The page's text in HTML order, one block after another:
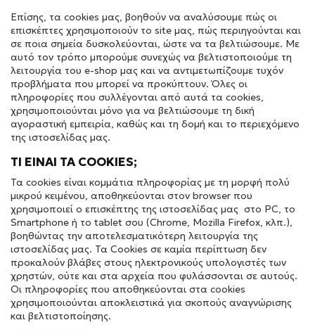
Επίσης, τα cookies μας, βοηθούν να αναλύσουμε πώς οι
επισκέπτες χρησιμοποιούν το site μας, πώς περιηγούνται και
σε ποια σημεία δυσκολεύονται, ώστε να τα βελτιώσουμε. Με
αυτό τον τρόπο μπορούμε συνεχώς να βελτιστοποιούμε τη
λειτουργία του e-shop μας και να αντιμετωπίζουμε τυχόν
προβλήματα που μπορεί να προκύπτουν. Όλες οι
πληροφορίες που συλλέγονται από αυτά τα cookies,
χρησιμοποιούνται μόνο για να βελτιώσουμε τη δική
αγοραστική εμπειρία, καθώς και τη δομή και το περιεχόμενο
της ιστοσελίδας μας.
ΤΙ ΕΙΝΑΙ ΤΑ COOKIES;
Τα cookies είναι κομμάτια πληροφορίας με τη μορφή πολύ
μικρού κειμένου, αποθηκεύονται στον browser που
χρησιμοποιεί ο επισκέπτης της ιστοσελίδας μας στο PC, το
Smartphone ή το tablet σου (Chrome, Mozilla Firefox, κλπ.),
βοηθώντας την αποτελεσματικότερη λειτουργία της
ιστοσελίδας μας. Τα Cookies σε καμία περίπτωση δεν
προκαλούν βλάβες στους ηλεκτρονικούς υπολογιστές των
χρηστών, ούτε και στα αρχεία που φυλάσσονται σε αυτούς.
Οι πληροφορίες που αποθηκεύονται στα cookies
χρησιμοποιούνται αποκλειστικά για σκοπούς αναγνώρισης
και βελτιστοποίησης.